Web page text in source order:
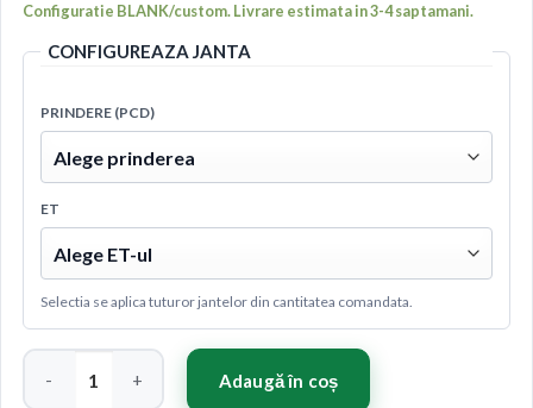
Configuratie BLANK/custom. Livrare estimata in 3-4 saptamani.
CONFIGUREAZA JANTA
PRINDERE (PCD)
ET
Selectia se aplica tuturor jantelor din cantitatea comandata.
Cantitate Concaver CVR5 19x8,5 ET20-45 BLANK Brushed
Adaugă în coș